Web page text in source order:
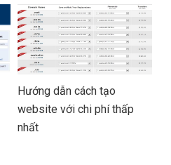
Hướng dẫn cách tạo
website với chi phí thấp
nhất